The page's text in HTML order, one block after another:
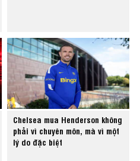
Chelsea mua Henderson không
phải vì chuyên môn, mà vì một
lý do đặc biệt